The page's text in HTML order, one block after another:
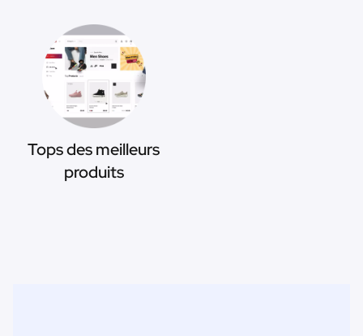
Tops des meilleurs
produits